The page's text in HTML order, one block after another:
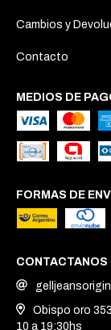
Cambios y
Contacto
MEDIOS DE
FORMAS DE
CONTACTANOS
Obispo oro
10 a 19:30hs